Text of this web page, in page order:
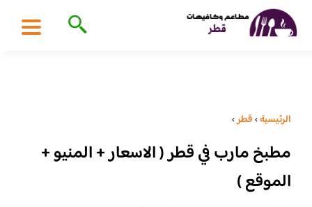
الرئيسية›قطر›
مطبخ مارب في قطر ( الاسعار + المنيو +
الموقع )